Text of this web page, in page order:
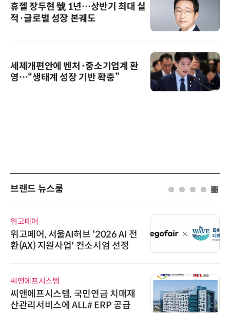
휴젤 장두현 號 1년…상반기 최대 실
적·글로벌 성장 본궤도
세제개편안에 벤처·중소기업계 환
영…“생태계 성장 기반 확충”
브랜드 뉴스룸
전
재
비쉐이, 모든 주요 리모컨 코드 지
원하는 TSOP15300 시리즈 IR
슈퍼솔루션, 2026 Next-Gen AI
ooling Summit 성황리 성료